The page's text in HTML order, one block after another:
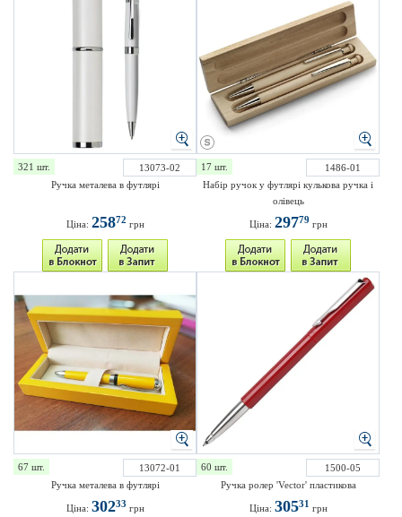
321 шт.
13073-02
Ручка металева в футлярі
Ціна: 25872 грн
17 шт.
1486-01
Набір ручок у футлярі кулькова ручка і
олівець
Ціна: 29779 грн
67 шт.
13072-01
Ручка металева в футлярі
Ціна: 30233 грн
60 шт.
1500-05
Ручка ролер 'Vector' пластикова
Ціна: 30531 грн